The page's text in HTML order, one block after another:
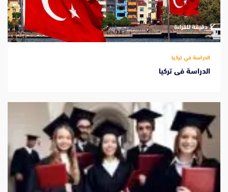
‫1 دقيقة للقراءة
الدراسة في تركيا
الدراسة فى تركيا